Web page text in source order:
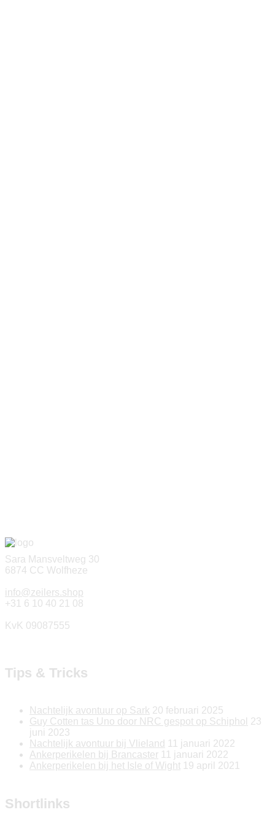
Sara Mansveltweg 30
6874 CC Wolfheze
info@zeilers.shop
+31 6 10 40 21 08
KvK 09087555
Tips & Tricks
Nachtelijk avontuur op Sark 20 februari 2025
Guy Cotten tas Uno door NRC gespot op Schiphol 23
juni 2023
Nachtelijk avontuur bij Vlieland 11 januari 2022
Ankerperikelen bij Brancaster 11 januari 2022
Ankerperikelen bij het Isle of Wight 19 april 2021
Shortlinks